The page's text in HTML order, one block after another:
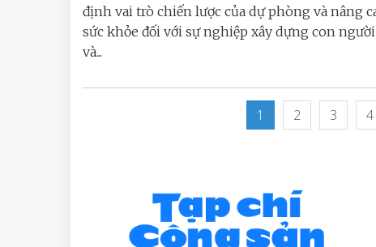
định vai trò chiến lược của dự phòng và nâng
sức khỏe đối với sự nghiệp xây dựng con
và...
1 2 3 4